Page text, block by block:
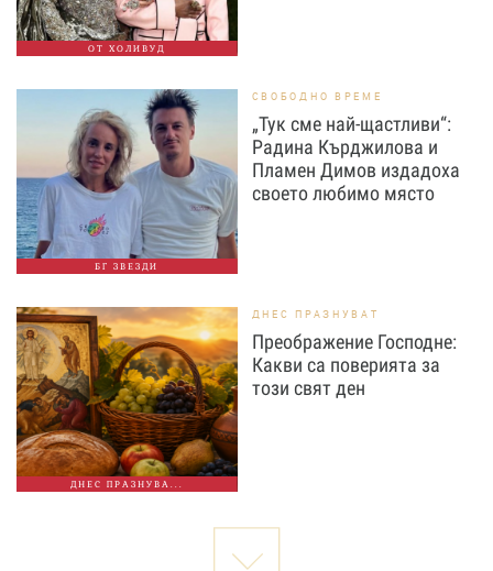
ОТ ХОЛИВУД
БГ ЗВЕЗДИ
СВОБОДНО ВРЕМЕ
„Тук сме най-щастливи“:
Радина Кърджилова и
Пламен Димов издадоха
своето любимо място
ДНЕС ПРАЗНУВА...
ДНЕС ПРАЗНУВАТ
Преображение Господне:
Какви са поверията за
този свят ден